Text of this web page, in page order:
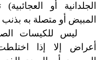
الجلدانية أو
المبيض أو متصلة به
ليس للكيسات
أعراض إلا إذا